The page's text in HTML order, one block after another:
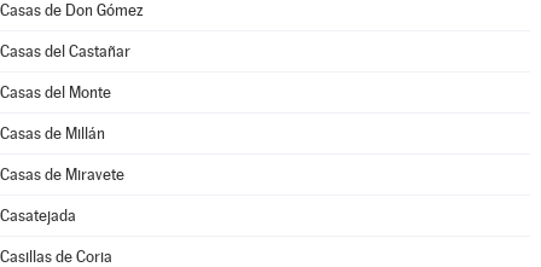
Casas de Don Gómez
Casas del Castañar
Casas del Monte
Casas de Millán
Casas de Miravete
Casatejada
Casillas de Coria